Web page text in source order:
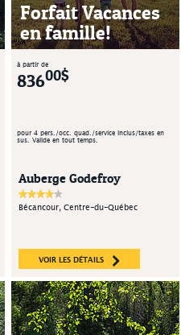
Forfait Vacances
en famille!
à partir de
83600$
pour 4 pers./occ. quad./service inclus/taxes en
sus. Valide en tout temps.
Auberge Godefroy
Bécancour, Centre-du-Québec
VOIR LES DÉTAILS